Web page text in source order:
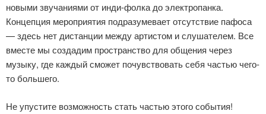
новыми звучаниями от инди-фолка до электропанка.
Концепция мероприятия подразумевает отсутствие пафоса
— здесь нет дистанции между артистом и слушателем. Все
вместе мы создадим пространство для общения через
музыку, где каждый сможет почувствовать себя частью чего-
то большего.
Не упустите возможность стать частью этого события!